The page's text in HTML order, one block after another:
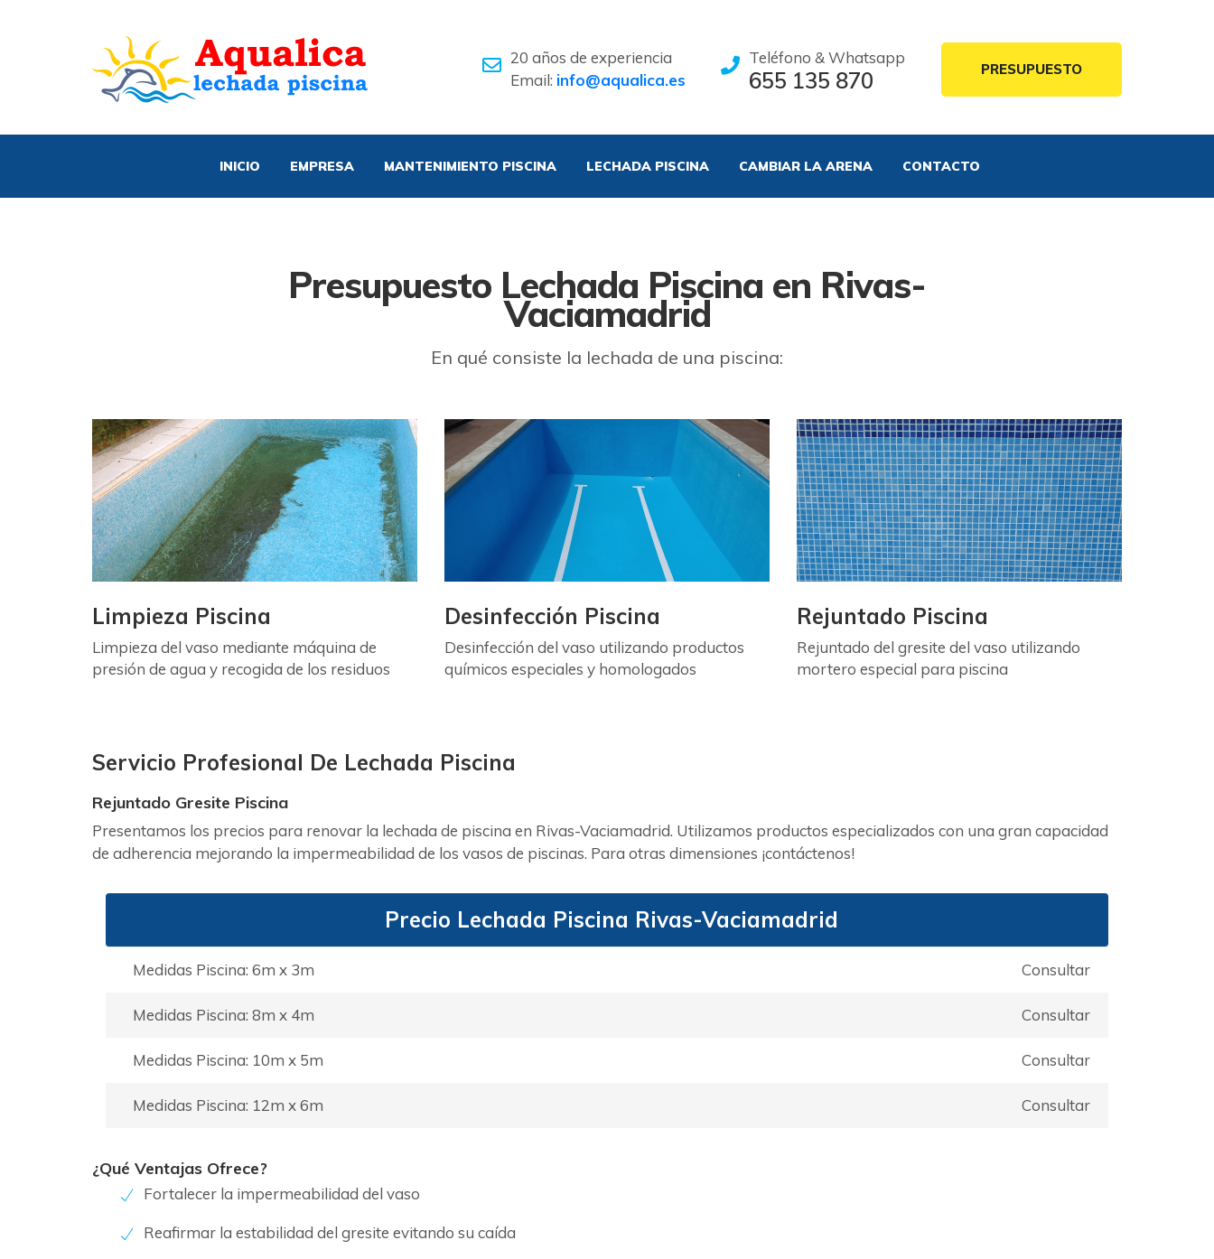
20 años de experiencia
Email: info@aqualica.es
Teléfono & Whatsapp
655 135 870 PRESUPUESTO
INICIO EMPRESA MANTENIMIENTO PISCINA LECHADA PISCINA CAMBIAR LA ARENA CONTACTO
Presupuesto Lechada Piscina en Rivas-
Vaciamadrid
En qué consiste la lechada de una piscina:
Limpieza Piscina
Limpieza del vaso mediante máquina de
presión de agua y recogida de los residuos
Desinfección Piscina
Desinfección del vaso utilizando productos
químicos especiales y homologados
Rejuntado Piscina
Rejuntado del gresite del vaso utilizando
mortero especial para piscina
Servicio Profesional De Lechada Piscina
Rejuntado Gresite Piscina
Presentamos los precios para renovar la lechada de piscina en Rivas-Vaciamadrid. Utilizamos productos especializados con una gran capacidad
de adherencia mejorando la impermeabilidad de los vasos de piscinas. Para otras dimensiones ¡contáctenos!
Precio Lechada Piscina Rivas-Vaciamadrid
Medidas Piscina: 6m x 3m Consultar
Medidas Piscina: 8m x 4m Consultar
Medidas Piscina: 10m x 5m Consultar
Medidas Piscina: 12m x 6m Consultar
¿Qué Ventajas Ofrece?
Fortalecer la impermeabilidad del vaso
Reafirmar la estabilidad del gresite evitando su caída